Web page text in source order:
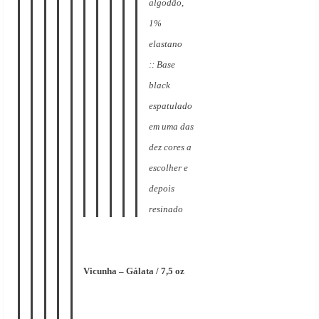
algodão,
1%
elastano
:: Base
black
espatulado
em uma das
dez cores a
escolher e
depois
resinado
Vicunha – Gálata / 7,5 oz